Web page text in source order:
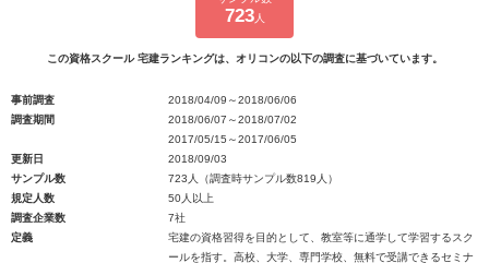
723人
この資格スクール 宅建ランキングは、オリコンの以下の調査に基づいています。
事前調査
2018/04/09～2018/06/06
調査期間
2018/06/07～2018/07/02
2017/05/15～2017/06/05
更新日
2018/09/03
サンプル数
723人（調査時サンプル数819人）
規定人数
50人以上
調査企業数
7社
定義
宅建の資格習得を目的として、教室等に通学して学習するスク
ールを指す。高校、大学、専門学校、無料で受講できるセミナ